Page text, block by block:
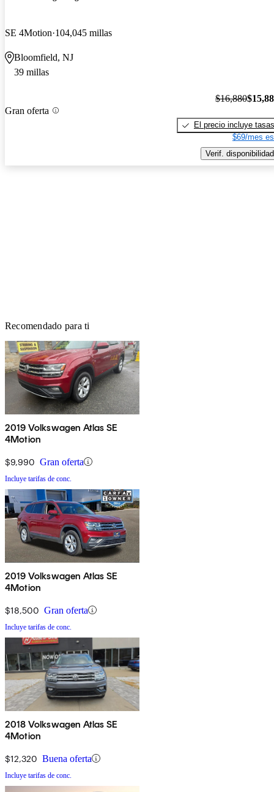
SE 4Motion 104,045 millas
Bloomfield, NJ
39 millas
Gran oferta
$16,880
El precio incluye tasas
$69/mes
Verif. disponibilidad
Recomendado para ti
2019 Volkswagen Atlas SE
4Motion
$9,990 Gran oferta
Incluye tarifas de conc.
2019 Volkswagen Atlas SE
4Motion
$18,500 Gran oferta
Incluye tarifas de conc.
2018 Volkswagen Atlas SE
4Motion
$12,320 Buena oferta
Incluye tarifas de conc.